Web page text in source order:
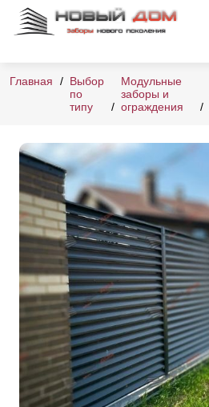
Главная
Выбор
по
типу
Модульные
заборы и
ограждения